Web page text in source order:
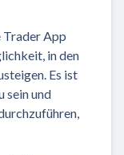
App
in den
Es ist
sein und